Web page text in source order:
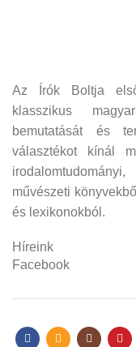
Az Írók Boltja
klasszikus
bemutatását és
választékot kínál
művészeti
és lexikonokból.
Híreink
Facebook